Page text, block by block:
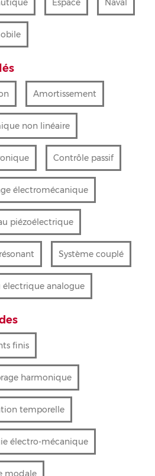
Espace Naval
Amortissement
non linéaire
Contrôle passif
électromécanique
piézoélectrique
Système couplé
électrique analogue
finis
harmonique
temporelle
électro-mécanique
modale